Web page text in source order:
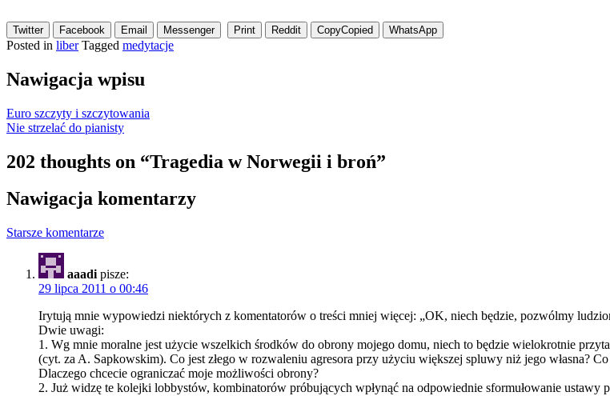
Twitter Facebook Email Messenger Print Reddit CopyCopied WhatsApp
Posted in liber Tagged medytacje
Nawigacja wpisu
Euro szczyty i szczytowania
Nie strzelać do pianisty
202 thoughts on “Tragedia w Norwegii i broń”
Nawigacja komentarzy
Starsze komentarze
aaadi pisze:
29 lipca 2011 o 00:46
Irytują mnie wypowiedzi niektórych z komentatorów o treści mniej więcej: „OK, niech będzie, pozwólmy
Dwie uwagi:
1. Wg mnie moralne jest użycie wszelkich środków do obrony mojego domu, niech to będzie wielokrotnie
(cyt. za A. Sapkowskim). Co jest złego w rozwaleniu agresora przy użyciu większej spluwy niż jego własna?
Dlaczego chcecie ograniczać moje możliwości obrony?
2. Już widzę te kolejki lobbystów, kombinatorów próbujących wpłynąć na odpowiednie sformułowanie ustawy